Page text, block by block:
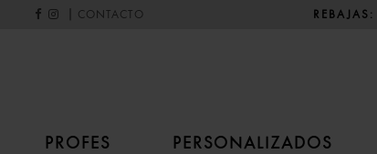
CONTACTO REBAJAS:
PROFES PERSONALIZADOS